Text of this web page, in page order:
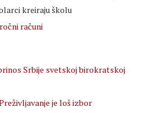
kreiraju školu
računi
Srbije svetskoj birokratskoj
je loš izbor